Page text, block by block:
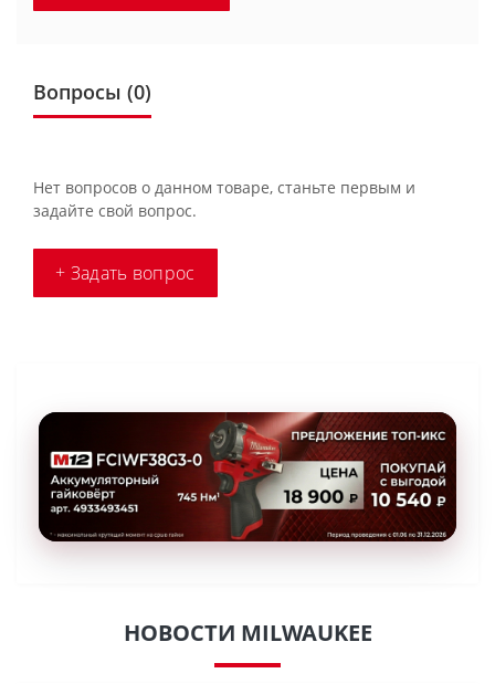
Вопросы (0)
Нет вопросов о данном товаре, станьте первым и
задайте свой вопрос.
+ Задать вопрос
НОВОСТИ MILWAUKEE